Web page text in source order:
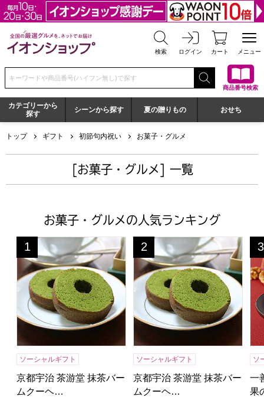
全国の厳選グルメを、ネットでお届け イオンショップ
検索 ログイン カート メニュー
検索キーワードまたは商品番号を入力してください
商品番号検索
カテゴリーから
探す
シーンから探す 夏の贈りもの おせち
トップ ギフト 初節句内祝い お菓子・グルメ
[お菓子・グルメ] 一覧
お菓子・グルメの人気ランキング
京都宇治 茶游堂 抹茶バームクーヘン 10個入【年間ギフト
1
位
ソーシャルギフト
京都宇治 茶游堂 抹茶バー
ムクーヘ…
京都宇治 茶游堂 抹茶バーム
2
位
ソーシャルギフト
京都宇治 茶游堂 抹茶バー
ムクーヘ…
3
位
ソ
一
果